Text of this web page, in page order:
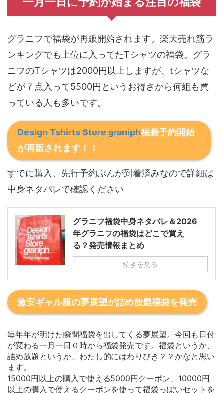
グラニフで福袋が再販開始されます。楽天売れ筋ラ
ンキングでも上位に入ってたTシャツの福袋。グラ
ニフのTシャツは2000円以上しますが、tシャツな
どが７点入って5500円というお得さから何組も買
っている人も多いです。
Design Tshirts Store graniph福袋予約開始
が再販されます！！
すでに購入、先行予約ぶんが到着済みなので詳細は
中身ネタバレで確認ください
グラニフ福袋中身ネタバレ＆2026
年グラニフの福袋はどこで買え
る？発売情報まとめ
続きを見る
激安ギャル服の夢展望が詰め放題福袋を発売
毎年年が明けた瞬間福袋を出してくる夢展望。今回も日付
が変わる一月一日０時から福袋発売です。福袋というか、
詰め放題というか、わたし的にはわりびき？？かなと思い
ます。
15000円以上の購入で使える5000円クーポン、10000円
以上の購入で使えるクーポンを使って福袋っぽいセットを